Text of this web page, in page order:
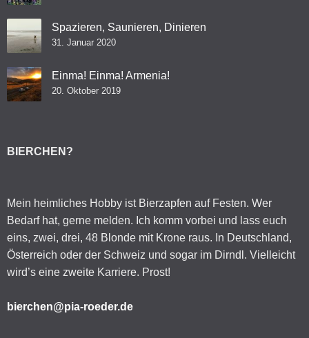
Spazieren, Saunieren, Dinieren
31. Januar 2020
Einma! Einma! Armenia!
20. Oktober 2019
BIERCHEN?
Mein heimliches Hobby ist Bierzapfen auf Festen. Wer
Bedarf hat, gerne melden. Ich komm vorbei und lass euch
eins, zwei, drei, 48 Blonde mit Krone raus. In Deutschland,
Österreich oder der Schweiz und sogar im Dirndl. Vielleicht
wird’s eine zweite Karriere. Prost!
bierchen@pia-roeder.de